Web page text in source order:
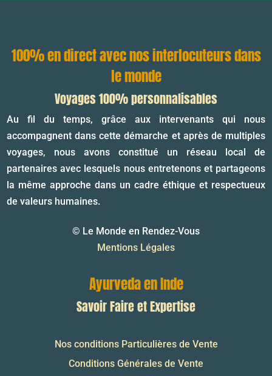
100% en direct avec nos interlocuteurs dans
le monde
Voyages 100% personnalisables
Au fil du temps, grâce aux intervenants qui nous
accompagnent dans cette démarche et après de multiples
voyages, nous avons constitué un réseau local de
partenaires avec lesquels nous entretenons et partageons
la même approche dans un cadre éthique et respectueux
de valeurs humaines.
© Le Monde en Rendez-Vous
Mentions Légales
Ayurveda en Inde
Savoir Faire et Expertise
Nos conditions Particulières de Vente
Conditions Générales de Vente